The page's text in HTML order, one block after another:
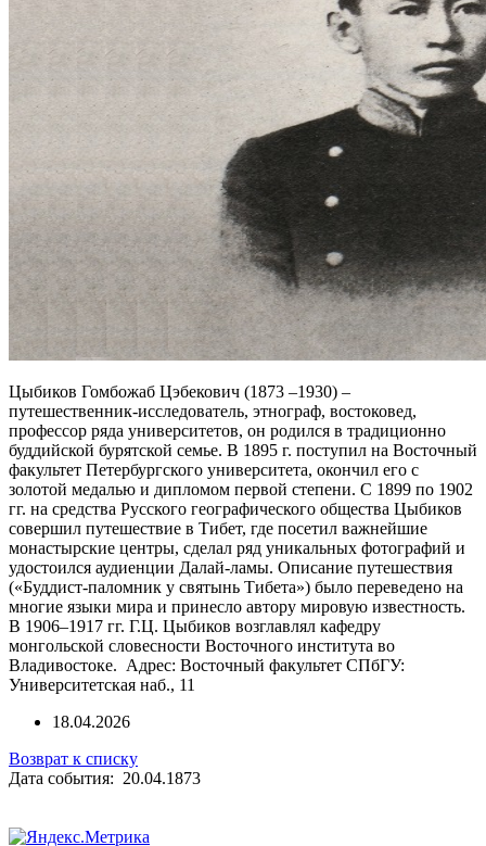
Цыбиков Гомбожаб Цэбекович (1873 –1930) –
путешественник-исследователь, этнограф, востоковед,
профессор ряда университетов, он родился в традиционно
буддийской бурятской семье. В 1895 г. поступил на Восточный
факультет Петербургского университета, окончил его с
золотой медалью и дипломом первой степени. С 1899 по 1902
гг. на средства Русского географического общества Цыбиков
совершил путешествие в Тибет, где посетил важнейшие
монастырские центры, сделал ряд уникальных фотографий и
удостоился аудиенции Далай-ламы. Описание путешествия
(«Буддист-паломник у святынь Тибета») было переведено на
многие языки мира и принесло автору мировую известность.
В 1906–1917 гг. Г.Ц. Цыбиков возглавлял кафедру
монгольской словесности Восточного института во
Владивостоке. Адрес: Восточный факультет СПбГУ:
Университетская наб., 11
18.04.2026
Возврат к списку
Дата события: 20.04.1873